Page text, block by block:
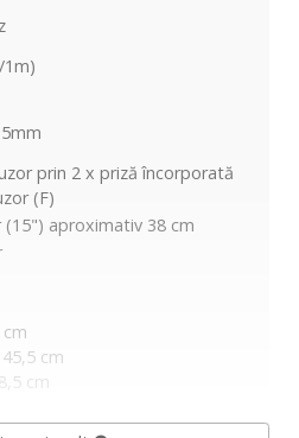
1m)
prin 2 x priză încorporată
(F)
aproximativ 38 cm
cm
cm